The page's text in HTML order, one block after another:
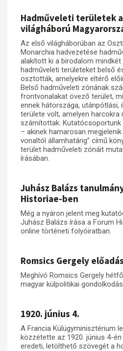
Hadműveleti területek
világháború
Az első világháborúban az
Monarchia hadvezetése
alakított ki a birodalom mindkét
hadműveleti területeket belső
osztották, amelyekre eltérő
Belső hadműveleti zónának
frontvonalakat övező terület,
ennek hátországa, utánpótlási,
területe volt, amelyen harcokra
számítottak. Kutatócsoportunk
– akinek hamarosan
vonaltól államhatárig” című
terület hadműveleti zónáit
írásában.
Juhász Balázs
Historiae-ben
Még a nyáron jelent meg
Juhász Balázs írása a Forum
online történeti folyóiratban.
Romsics Gergely
Meghívó Romsics Gergely
magyar külpolitikai
1920. június 4.
A Francia Külügyminisztérium
közzétette az 1920. június 4-
eredeti, letölthető szövegét a